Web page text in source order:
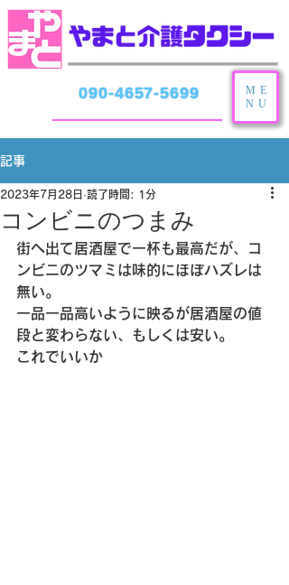
090-4657-5699
ME
NU
記事
コンビニのつまみ
2023年7月28日 読了時間: 1分
街へ出て居酒屋で一杯も最高だが、コ
ンビニのツマミは味的にほぼハズレは
無い。
一品一品高いように映るが居酒屋の値
段と変わらない、もしくは安い。
これでいいか